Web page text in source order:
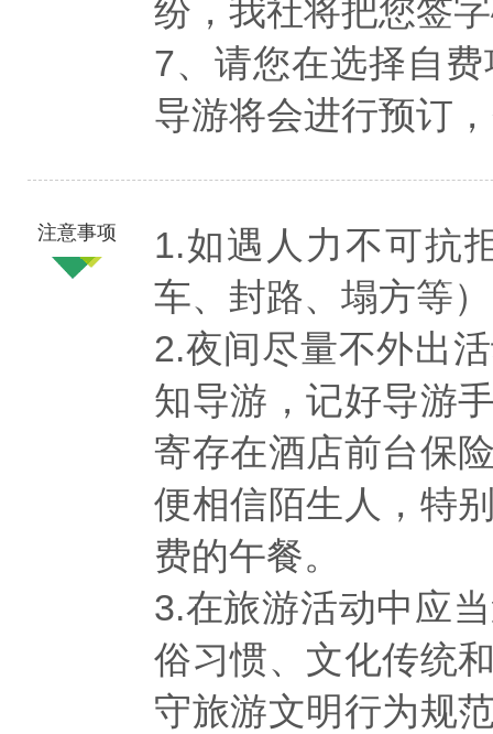
纷，我社将把您签
7、请您在选择自
导游将会进行预订
注意事项
1.如遇人力不可抗
车、封路、塌方等
2.夜间尽量不外出
知导游，记好导游
寄存在酒店前台保
便相信陌生人，特
费的午餐。
3.在旅游活动中应
俗习惯、文化传统
守旅游文明行为规